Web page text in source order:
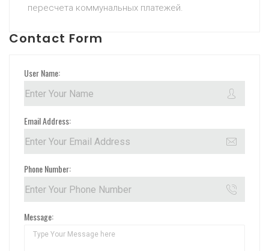
пересчета коммунальных платежей.
Contact Form
User Name:
Email Address:
Phone Number:
Message: